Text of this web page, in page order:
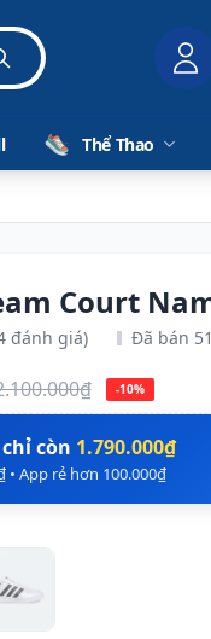
Thể Thao
Court
đánh giá) Đã bán 51
-10%
còn 1.790.000₫
• App rẻ hơn 100.000₫